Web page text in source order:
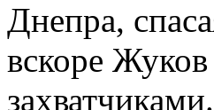
Днепра,
вскоре